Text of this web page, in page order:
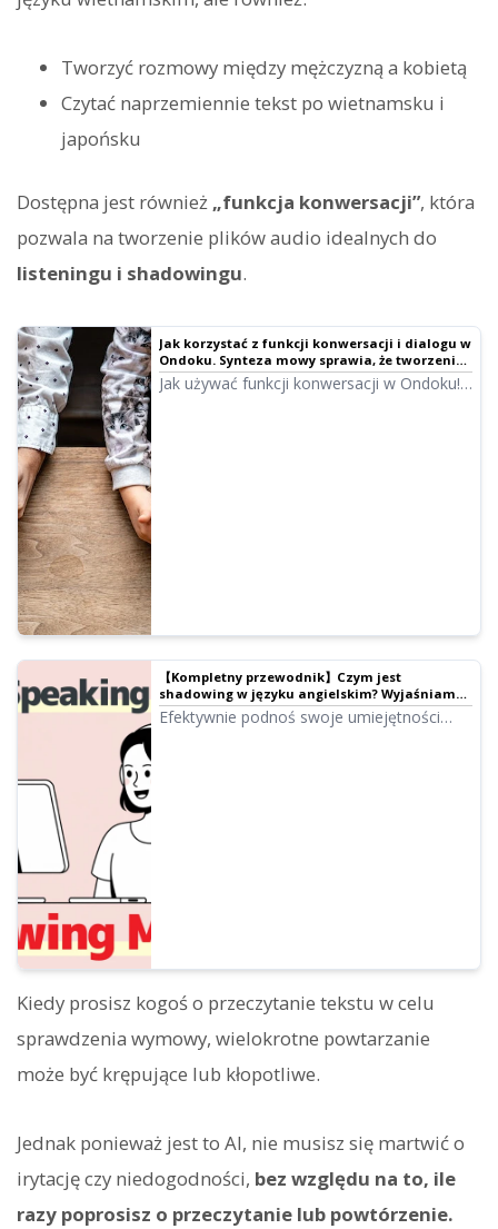
Tworzyć rozmowy między mężczyzną a kobietą
Czytać naprzemiennie tekst po wietnamsku i
japońsku
Dostępna jest również „funkcja konwersacji”, która
pozwala na tworzenie plików audio idealnych do
listeningu i shadowingu.
Jak korzystać z funkcji konwersacji i dialogu w
Ondoku. Synteza mowy sprawia, że tworzenie
materiałów do słuchania i długich tekstów jest
jeszcze wygodniejsze!｜文章読み上げソフト
Jak używać funkcji konwersacji w Ondoku!
【Kompletny przewodnik】Czym jest
shadowing w języku angielskim? Wyjaśniamy
również, jak tworzyć darmowe materiały
edukacyjne!｜文章読み上げソフト Ondoku
Efektywnie podnoś swoje umiejętności
Kiedy prosisz kogoś o przeczytanie tekstu w celu
sprawdzenia wymowy, wielokrotne powtarzanie
może być krępujące lub kłopotliwe.
Jednak ponieważ jest to AI, nie musisz się martwić o
irytację czy niedogodności, bez względu na to, ile
razy poprosisz o przeczytanie lub powtórzenie.